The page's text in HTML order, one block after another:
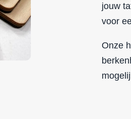
jouw
voor
Onze